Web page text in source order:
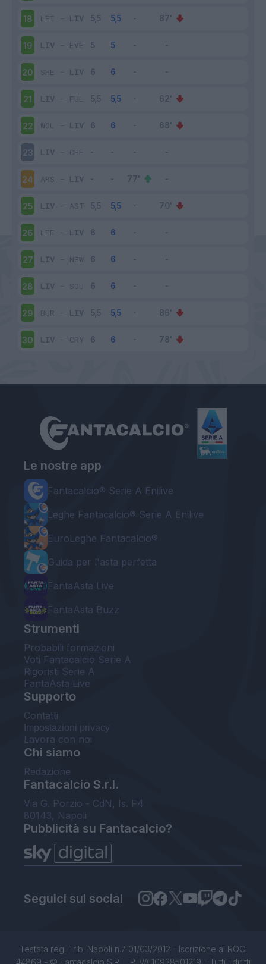
18 LEI - LIV
19 LIV - EVE
20 SHE - LIV
21 LIV - FUL
22 WOL - LIV
23 LIV - CHE
24 ARS - LIV
25 LIV - AST
26 LEE - LIV
27 LIV - NEW
28 LIV - SOU
29 BUR - LIV
30 LIV - CRY
Le nostre app
Fantacalcio® Serie A Enilive
Leghe Fantacalcio® Serie A Enilive
EuroLeghe Fantacalcio®
Guida per l'asta perfetta
FantaAsta Live
FantaAsta Buzz
Strumenti
Probabili formazioni
Voti Fantacalcio Serie A
Rigoristi Serie A
FantaAsta Live
Supporto
Contatti
Impostazioni privacy
Lavora con noi
Chi siamo
Redazione
Fantacalcio S.r.l.
Via G. Porzio - CdN, Is. F4
80143, Napoli
Pubblicità su Fantacalcio?
Seguici sui social
Testata reg. Trib. Napoli n.7 01/03/2012 - Iscrizione al ROC:
44869 - © Fantacalcio S.R.L. P.IVA 10938501219 - Tutti i diritti